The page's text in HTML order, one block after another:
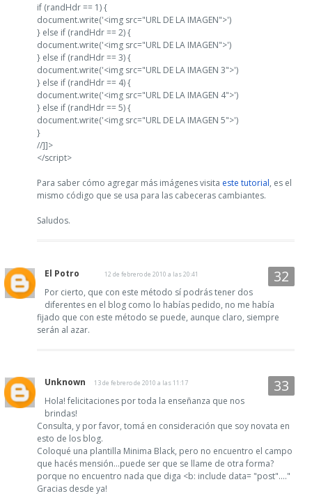
if (randHdr == 1) {
document.write('<img src="URL DE LA IMAGEN">')
} else if (randHdr == 2) {
document.write('<img src="URL DE LA IMAGEN">')
} else if (randHdr == 3) {
document.write('<img src="URL DE LA IMAGEN 3">')
} else if (randHdr == 4) {
document.write('<img src="URL DE LA IMAGEN 4">')
} else if (randHdr == 5) {
document.write('<img src="URL DE LA IMAGEN 5">')
}
//]]>
</script>
Para saber cómo agregar más imágenes visita este tutorial, es el
mismo código que se usa para las cabeceras cambiantes.
Saludos.
El Potro 12 de febrero de 2010 a las 20:41
Por cierto, que con este método sí podrás tener dos
diferentes en el blog como lo habías pedido, no me había
fijado que con este método se puede, aunque claro, siempre
serán al azar.
Unknown 13 de febrero de 2010 a las 11:17
Hola! felicitaciones por toda la enseñanza que nos
brindas!
Consulta, y por favor, tomá en consideración que soy novata en
esto de los blog.
Coloqué una plantilla Minima Black, pero no encuentro el campo
que hacés mensión...puede ser que se llame de otra forma?
porque no encuentro nada que diga <b: include data= "post"...."
Gracias desde ya!